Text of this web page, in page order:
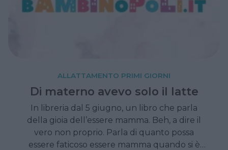
ALLATTAMENTO PRIMI GIORNI
Di materno avevo solo il latte
In libreria dal 5 giugno, un libro che parla
della gioia dell’essere mamma. Beh, a dire il
vero non proprio. Parla di quanto possa
essere faticoso essere mamma quando si è